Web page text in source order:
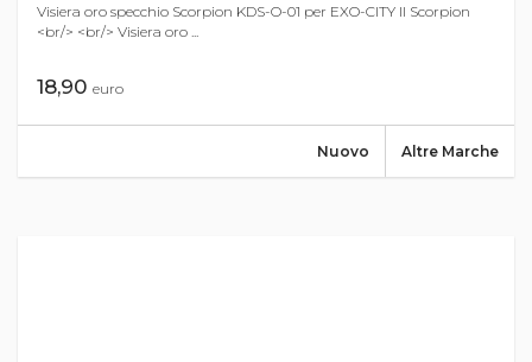
Visiera oro specchio Scorpion KDS-O-01 per EXO-CITY II Scorpion
<br/> <br/> Visiera oro ...
18,90 euro
Altre Marche
Nuovo